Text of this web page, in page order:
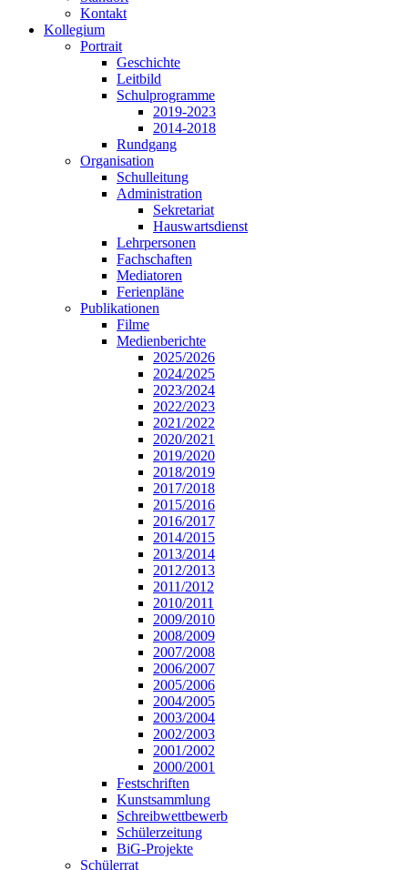
Kontakt
Kollegium
Portrait
Geschichte
Leitbild
Schulprogramme
2019-2023
2014-2018
Rundgang
Organisation
Schulleitung
Administration
Sekretariat
Hauswartsdienst
Lehrpersonen
Fachschaften
Mediatoren
Ferienpläne
Publikationen
Filme
Medienberichte
2025/2026
2024/2025
2023/2024
2022/2023
2021/2022
2020/2021
2019/2020
2018/2019
2017/2018
2015/2016
2016/2017
2014/2015
2013/2014
2012/2013
2011/2012
2010/2011
2009/2010
2008/2009
2007/2008
2006/2007
2005/2006
2004/2005
2003/2004
2002/2003
2001/2002
2000/2001
Festschriften
Kunstsammlung
Schreibwettbewerb
Schülerzeitung
BiG-Projekte
Schülerrat